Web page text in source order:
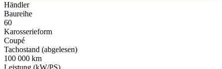
Händler
Baureihe
60
Karosserieform
Coupé
Tachostand (abgelesen)
100 000 km
Leistung (kW/PS)